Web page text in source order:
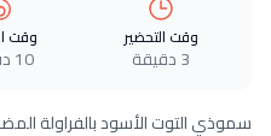
وقت التحضير
3 دقيقة
وقت
10 دقيقة
سموذي التوت الأسود بالفراولة